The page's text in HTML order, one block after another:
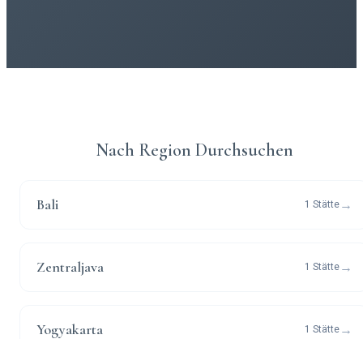
Nach Region Durchsuchen
Bali 1 Stätte →
Zentraljava 1 Stätte →
Yogyakarta 1 Stätte →